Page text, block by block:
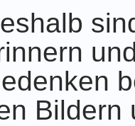
Bildern